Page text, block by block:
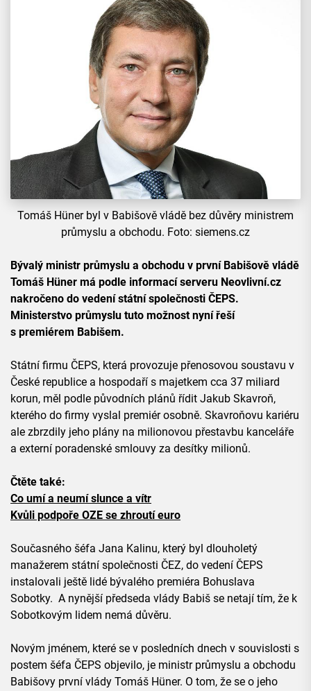
Tomáš Hüner byl v Babišově vládě bez důvěry ministrem
průmyslu a obchodu. Foto: siemens.cz
Bývalý ministr průmyslu a obchodu v první Babišově vládě
Tomáš Hüner má podle informací serveru Neovlivní.cz
nakročeno do vedení státní společnosti ČEPS.
Ministerstvo průmyslu tuto možnost nyní řeší
s premiérem Babišem.
Státní firmu ČEPS, která provozuje přenosovou soustavu v
České republice a hospodaří s majetkem cca 37 miliard
korun, měl podle původních plánů řídit Jakub Skavroň,
kterého do firmy vyslal premiér osobně. Skavroňovu kariéru
ale zbrzdily jeho plány na milionovou přestavbu kanceláře
a externí poradenské smlouvy za desítky milionů.
Čtěte také:
Co umí a neumí slunce a vítr
Kvůli podpoře OZE se zhroutí euro
Současného šéfa Jana Kalinu, který byl dlouholetý
manažerem státní společnosti ČEZ, do vedení ČEPS
instalovali ještě lidé bývalého premiéra Bohuslava
Sobotky. A nynější předseda vlády Babiš se netají tím, že k
Sobotkovým lidem nemá důvěru.
Novým jménem, které se v posledních dnech v souvislosti s
postem šéfa ČEPS objevilo, je ministr průmyslu a obchodu
Babišovy první vlády Tomáš Hüner. O tom, že se o jeho